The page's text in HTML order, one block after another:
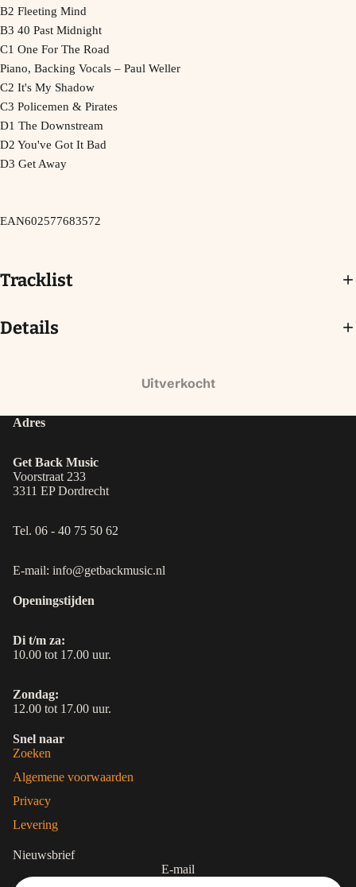
B2 Fleeting Mind
B3 40 Past Midnight
C1 One For The Road
Piano, Backing Vocals – Paul Weller
C2 It's My Shadow
C3 Policemen & Pirates
D1 The Downstream
D2 You've Got It Bad
D3 Get Away
EAN602577683572
Tracklist
Details
Uitverkocht
Adres
Get Back Music
Voorstraat 233
3311 EP Dordrecht
Tel. 06 - 40 75 50 62
E-mail: info@getbackmusic.nl
Openingstijden
Di t/m za:
10.00 tot 17.00 uur.
Zondag:
12.00 tot 17.00 uur.
Snel naar
Zoeken
Algemene voorwaarden
Privacy
Levering
Nieuwsbrief
E-mail